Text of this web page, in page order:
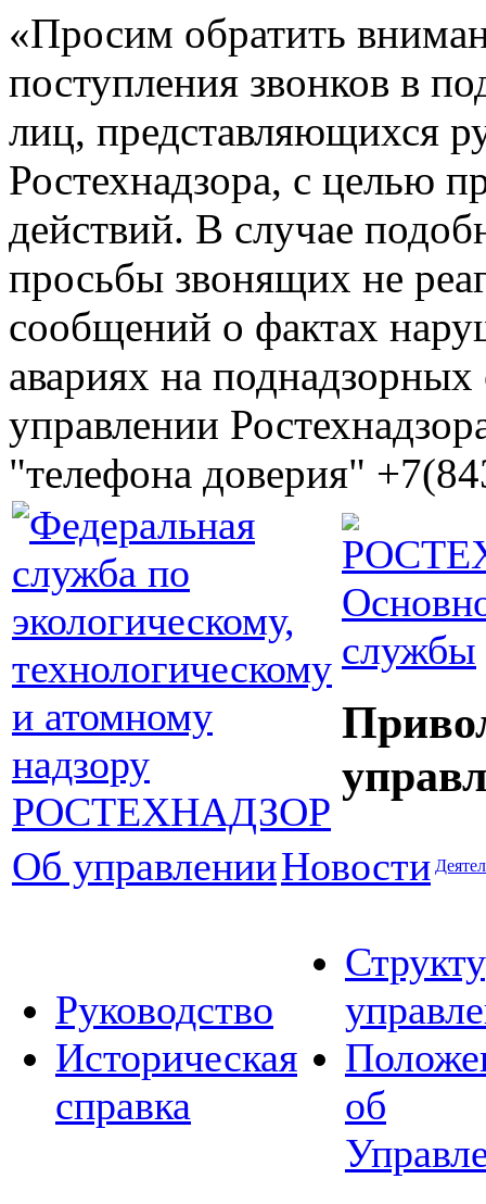
«Просим обратить
поступления звонков в
лиц, представляющихся
Ростехнадзора, с целью
действий. В случае
просьбы звонящих не
сообщений о фактах
авариях на
управлении
"телефона доверия"
службы
Об управленииНовости
Руководство
Историческая
справка
об